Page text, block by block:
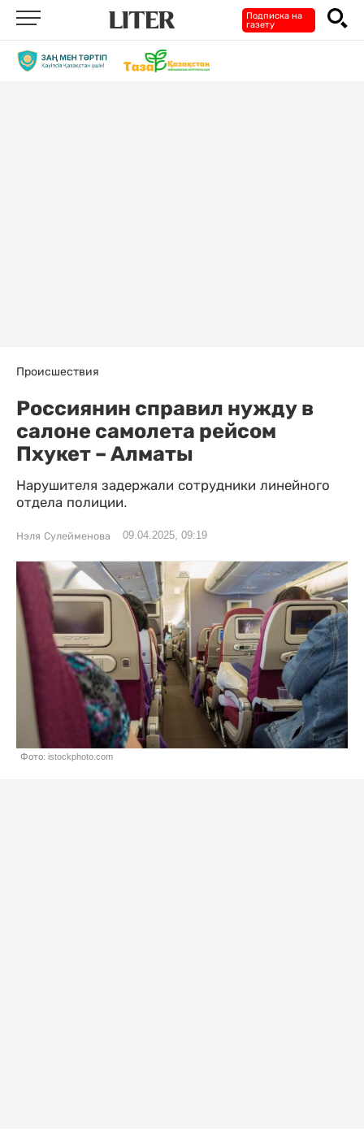
Подписка на
газету
Происшествия
Россиянин справил нужду в
салоне самолета рейсом
Пхукет – Алматы
Нарушителя задержали сотрудники линейного
отдела полиции.
Нэля Сулейменова 09.04.2025, 09:19
Фото: istockphoto.com